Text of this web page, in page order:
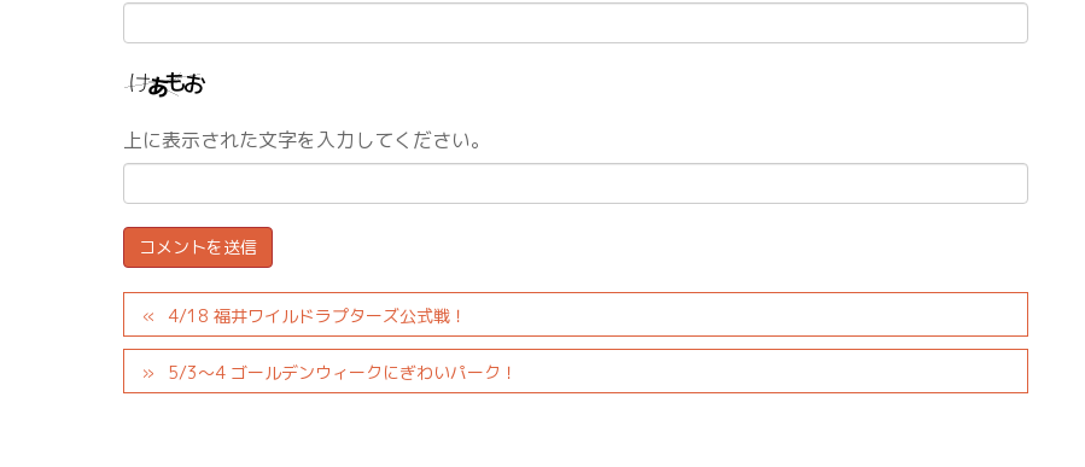
上に表示された文字を入力してください。
4/18 福井ワイルドラプターズ公式戦！
5/3～4 ゴールデンウィークにぎわいパーク！